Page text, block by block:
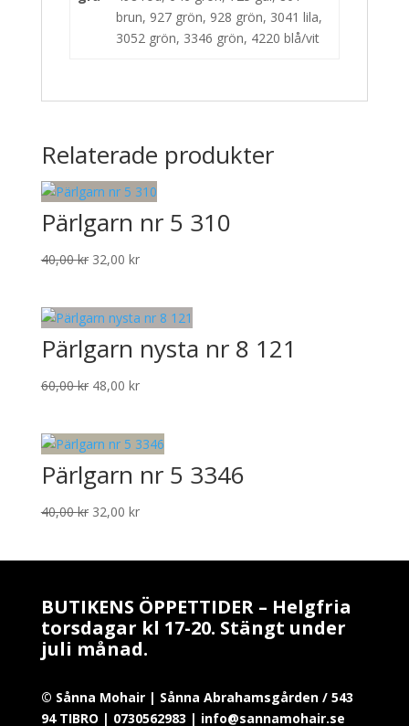
brun, 927 grön, 928 grön, 3041 lila,
3052 grön, 3346 grön, 4220 blå/vit
Relaterade produkter
Pärlgarn nr 5 310
40,00kr Det
var:
40,00 kr.
32,00 krDet
är:
32,00 kr.
Pärlgarn nysta nr 8 121
60,00kr Det
var:
60,00 kr.
48,00 krDet
är:
48,00 kr.
Pärlgarn nr 5 3346
40,00kr Det
32,00 krDet
32,00 kr.
BUTIKENS ÖPPETTIDER – Helgfria
torsdagar kl 17-20. Stängt under
juli månad.
© Sånna Mohair | Sånna Abrahamsgården / 543
94 TIBRO | 0730562983 | info@sannamohair.se